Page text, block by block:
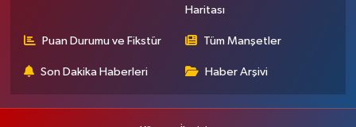
Haritası
Puan Durumu ve Fikstür Tüm Manşetler
Son Dakika Haberleri Haber Arşivi